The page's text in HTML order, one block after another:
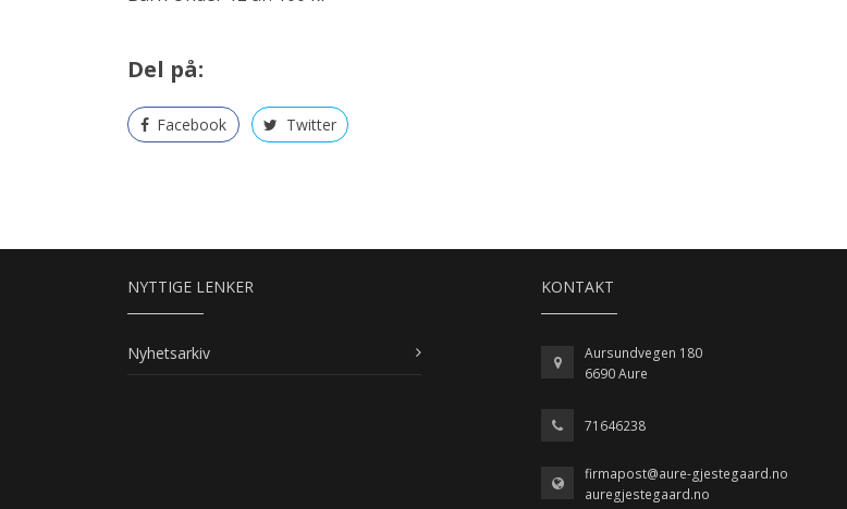
Del på:
Facebook Twitter
NYTTIGE LENKER
Nyhetsarkiv
KONTAKT
Aursundvegen 180
6690 Aure
71646238
firmapost@aure-gjestegaard.no
auregjestegaard.no